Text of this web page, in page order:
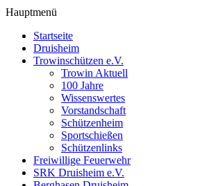
Hauptmenü
Startseite
Druisheim
Trowinschützen e.V.
Trowin Aktuell
100 Jahre
Wissenswertes
Vorstandschaft
Schützenheim
Sportschießen
Schützenlinks
Freiwillige Feuerwehr
SRK Druisheim e.V.